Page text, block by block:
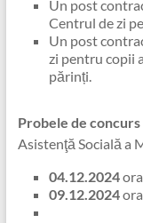
Un post
Centrul de zi
Un post
zi pentru copii
părinți.
Probele de concurs
Asistenţă Socială a
04.12.2024
09.12.2024